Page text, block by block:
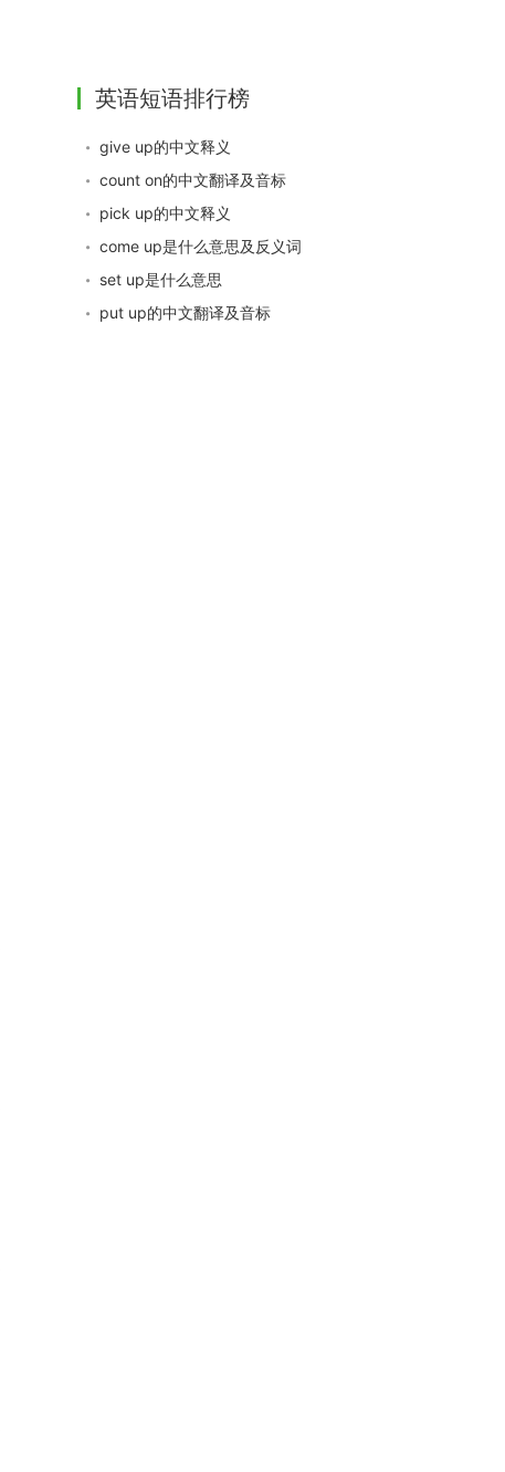
英语短语排行榜
give up的中文释义
count on的中文翻译及音标
pick up的中文释义
come up是什么意思及反义词
set up是什么意思
put up的中文翻译及音标